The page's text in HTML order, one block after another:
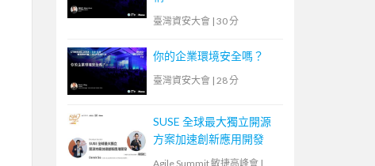
臺灣資安大會 | 30 分
你的企業環境安全嗎？
臺灣資安大會 | 28 分
SUSE 全球最大獨立開源
方案加速創新應用開發
Agile Summit 敏捷高峰會 |